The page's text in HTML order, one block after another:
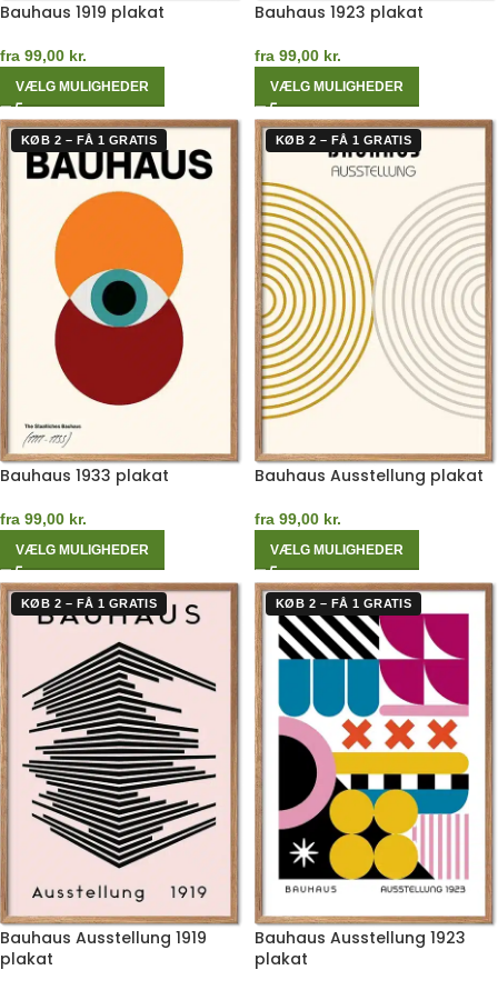
Bauhaus 1919 plakat
fra 99,00 kr.
VÆLG MULIGHEDER
Bauhaus 1923 plakat
fra 99,00 kr.
VÆLG MULIGHEDER
KØB 2 – FÅ 1 GRATIS
Bauhaus 1933 plakat
fra 99,00 kr.
VÆLG MULIGHEDER
KØB 2 – FÅ 1 GRATIS
Bauhaus Ausstellung plakat
fra 99,00 kr.
VÆLG MULIGHEDER
KØB 2 – FÅ 1 GRATIS
Bauhaus Ausstellung 1919
plakat
KØB 2 – FÅ 1 GRATIS
Bauhaus Ausstellung 1923
plakat